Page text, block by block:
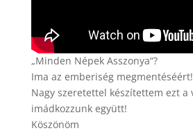
„Minden Népek Asszonya“?
Ima az emberiség megmentéséért!
Nagy szeretettel készítettem ezt a
imádkozzunk együtt!
Köszönöm